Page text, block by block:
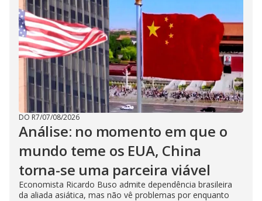
DO R7/07/08/2026
Análise: no momento em que o
mundo teme os EUA, China
torna-se uma parceira viável
Economista Ricardo Buso admite dependência brasileira
da aliada asiática, mas não vê problemas por enquanto